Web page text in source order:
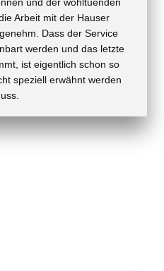
Arbeit mit der Hauser
Dass der Service
werden und das letzte
ist eigentlich schon so
speziell erwähnt werden